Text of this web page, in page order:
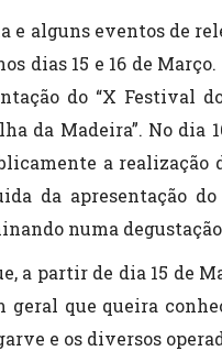
e alguns eventos de
dias 15 e 16 de
do “X Festival
da Madeira”. No dia
a
da apresentação
numa
a partir de dia 15 de
geral que queira
e os diversos